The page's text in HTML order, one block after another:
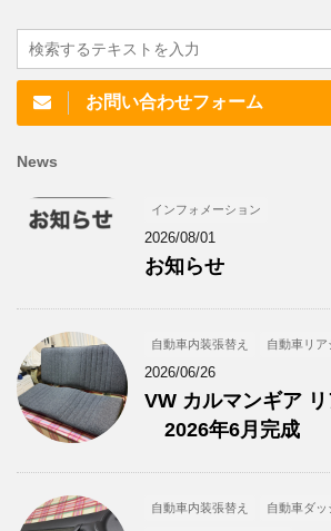
お問い合わせフォーム
News
インフォメーション
2026/08/01
お知らせ
自動車内装張替え 自動車リア
2026/06/26
VW カルマンギア
2026年6月完成
自動車内装張替え 自動車ダッ